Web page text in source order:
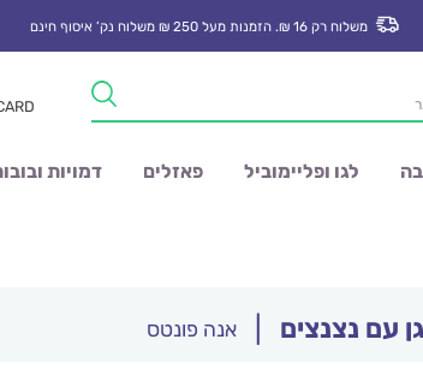
משלוח רק 16 ₪. הזמנות מעל 250 ₪ משלוח נק’ איסוף חינם
לגו ופליימוביל פאזלים דמויות
אנה פונטס